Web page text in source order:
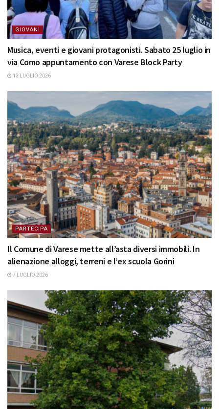
GIOVANI
Musica, eventi e giovani protagonisti. Sabato 25 luglio in
via Como appuntamento con Varese Block Party
13 LUGLIO 2026
PARTECIPA
Il Comune di Varese mette all’asta diversi immobili. In
alienazione alloggi, terreni e l’ex scuola Gorini
7 LUGLIO 2026